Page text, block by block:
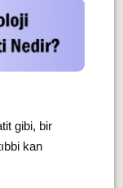
gibi, bir
kan